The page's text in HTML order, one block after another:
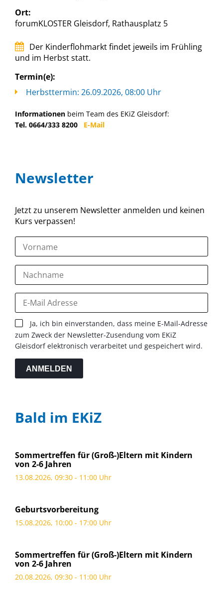
Newsletter
Jetzt zu unserem Newsletter anmelden und keinen
Kurs verpassen!
Ja, ich bin einverstanden, dass meine E-Mail-Adresse
zum Zweck der Newsletter-Zusendung vom EKiZ
Gleisdorf elektronisch verarbeitet und gespeichert wird.
ANMELDEN
Bald im EKiZ
Sommertreffen für (Groß-)Eltern mit Kindern
von 2-6 Jahren
13.08.2026, 09:30 - 11:00 Uhr
Geburtsvorbereitung
15.08.2026, 10:00 - 17:00 Uhr
Sommertreffen für (Groß-)Eltern mit Kindern
von 2-6 Jahren
20.08.2026, 09:30 - 11:00 Uhr
Ort:
forumKLOSTER Gleisdorf, Rathausplatz 5
Der Kinderflohmarkt findet jeweils im Frühling
und im Herbst statt.
Termin(e):
Herbsttermin: 26.09.2026, 08:00 Uhr
Informationen beim Team des EKiZ Gleisdorf:
Tel. 0664/333 8200 E-Mail